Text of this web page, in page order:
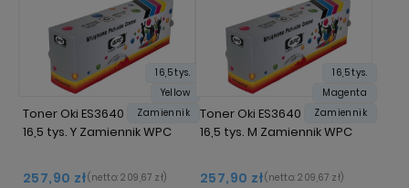
Toner Oki ES3640 43837105
16,5 tys. Y Zamiennik WPC
257,90 zł(netto: 209,67 zł)
16,5 tys.
Yellow
Zamiennik
Toner Oki ES3640 43837106
16,5 tys. M Zamiennik WPC
257,90 zł(netto: 209,67 zł)
16,5 tys.
Magenta
Zamiennik